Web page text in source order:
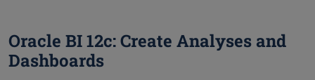
Oracle BI 12c: Create Analyses and
Dashboards